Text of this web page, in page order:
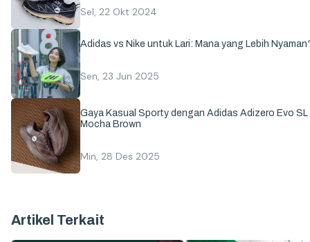
Sel, 22 Okt 2024
Adidas vs Nike untuk Lari: Mana yang Lebih
Sen, 23 Jun 2025
Gaya Kasual Sporty dengan Adidas Adizero Evo SL
Mocha Brown
Min, 28 Des 2025
Artikel Terkait